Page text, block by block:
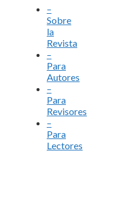
–
Sobre
la
Revista
–
Para
Autores
–
Para
Revisores
–
Para
Lectores